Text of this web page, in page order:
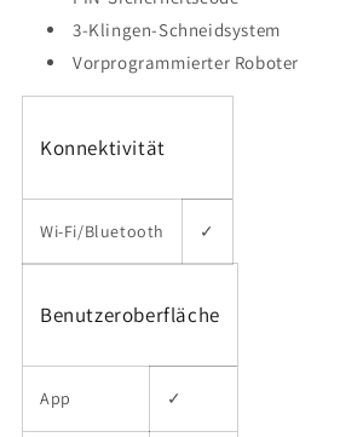
3-Klingen-Schneidsystem
Vorprogrammierter Roboter
Konnektivität
Wi-Fi/Bluetooth ✓
Benutzeroberfläche
App ✓